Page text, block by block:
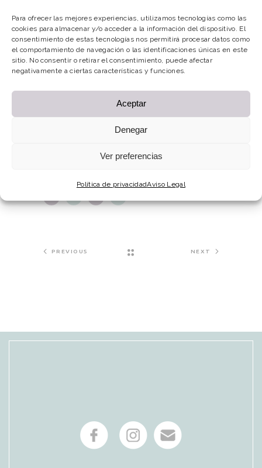
Para ofrecer las mejores experiencias, utilizamos tecnologías como las
cookies para almacenar y/o acceder a la información del dispositivo. El
consentimiento de estas tecnologías nos permitirá procesar datos como
el comportamiento de navegación o las identificaciones únicas en este
sitio. No consentir o retirar el consentimiento, puede afectar
negativamente a ciertas características y funciones.
Aceptar
Denegar
Ver preferencias
Política de privacidadAviso Legal
velit. Nam nec tellus a odio tincidunt
auctor ornare odio. Sed non mauris
vitae erat consequat auctor eu in elit.
Client:
CULTURE SCIENCE AND ART
PREVIOUS NEXT